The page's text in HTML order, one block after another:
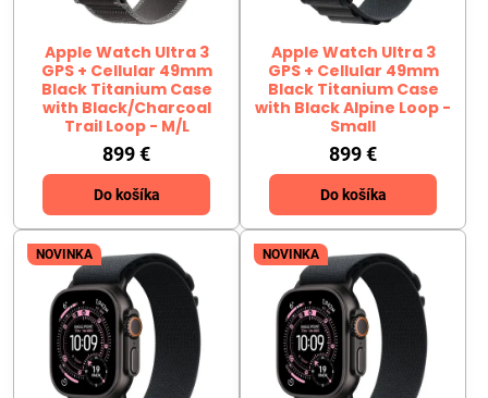
Apple Watch Ultra 3
GPS + Cellular 49mm
Black Titanium Case
with Black/Charcoal
Trail Loop - M/L
899 €
Do košíka
Apple Watch Ultra 3
GPS + Cellular 49mm
Black Titanium Case
with Black Alpine Loop -
Small
899 €
Do košíka
NOVINKA NOVINKA